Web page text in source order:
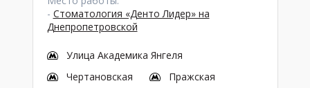
- Стоматология «Денто Лидер» на
Днепропетровской
Улица Академика Янгеля
Чертановская
Пражская